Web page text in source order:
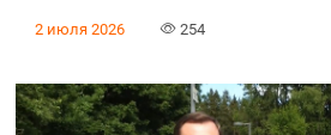
2 июля 2026 254